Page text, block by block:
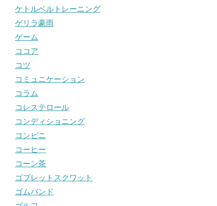
ケトルベルトレーニング
ゲリラ豪雨
ゲーム
ココア
コツ
コミュニケーション
コラム
コレステロール
コンディショニング
コンビニ
コーヒー
コーン茶
ゴブレットスクワット
ゴムバンド